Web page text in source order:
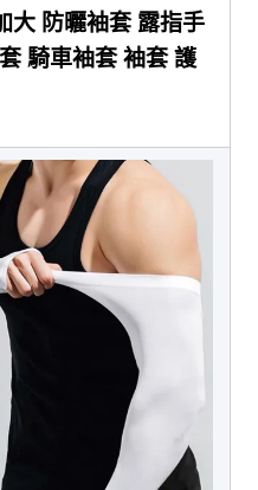
大 防曬袖套 露指手
騎車袖套 袖套 護